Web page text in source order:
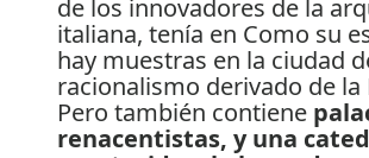
de los innovadores de la
italiana, tenía en Como su
hay muestras en la ciudad
racionalismo derivado de la
Pero también contiene
renacentistas, y una